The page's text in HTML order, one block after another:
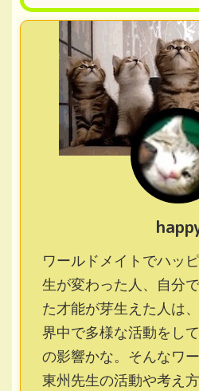
ワールドメイトでハッ
生が変わった人、自分
た才能が芽生えた人は
界中で多様な活動をし
の影響かな。そんなワ
東州先生の活動や考え